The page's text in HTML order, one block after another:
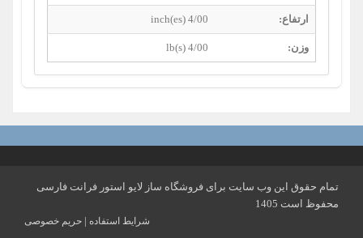
ارتفاع: 4/00 inch(es)
وزن: 4/00 lb(s)
تمام حقوق این وب سایت برای فروشگاه ساز لایو استور فرانت فارسی
محفوظ است 1405
شرایط استفاده | حریم خصوصی